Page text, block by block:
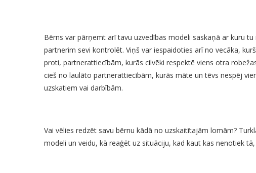
Bērns var pārņemt arī tavu uzvedības modeli saskaņā ar kuru
partnerim sevi kontrolēt. Viņš var iespaidoties arī no vecāka,
proti, partnerattiecībām, kurās cilvēki respektē viens otra
cieš no laulāto partnerattiecībām, kurās māte un tēvs nespēj
uzskatiem vai darbībām.
Vai vēlies redzēt savu bērnu kādā no uzskaitītajām lomām?
modeli un veidu, kā reaģēt uz situāciju, kad kaut kas nenotiek